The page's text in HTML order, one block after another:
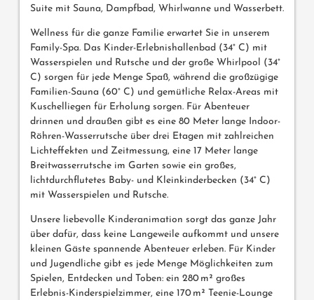
Suite mit Sauna, Dampfbad, Whirlwanne und Wasserbett.
Wellness für die ganze Familie erwartet Sie in unserem
Family-Spa. Das Kinder-Erlebnishallenbad (34° C) mit
Wasserspielen und Rutsche und der große Whirlpool (34°
C) sorgen für jede Menge Spaß, während die großzügige
Familien-Sauna (60° C) und gemütliche Relax-Areas mit
Kuschelliegen für Erholung sorgen. Für Abenteuer
drinnen und draußen gibt es eine 80 Meter lange Indoor-
Röhren-Wasserrutsche über drei Etagen mit zahlreichen
Lichteffekten und Zeitmessung, eine 17 Meter lange
Breitwasserrutsche im Garten sowie ein großes,
lichtdurchflutetes Baby- und Kleinkinderbecken (34° C)
mit Wasserspielen und Rutsche.
Unsere liebevolle Kinderanimation sorgt das ganze Jahr
über dafür, dass keine Langeweile aufkommt und unsere
kleinen Gäste spannende Abenteuer erleben. Für Kinder
und Jugendliche gibt es jede Menge Möglichkeiten zum
Spielen, Entdecken und Toben: ein 280 m² großes
Erlebnis-Kinderspielzimmer, eine 170 m² Teenie-Lounge